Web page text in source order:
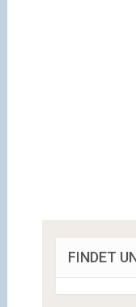
FINDET